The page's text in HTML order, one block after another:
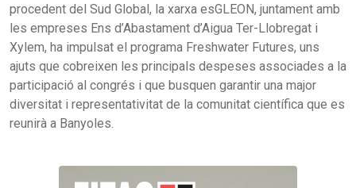
procedent del Sud Global, la xarxa esGLEON, juntament amb
les empreses Ens d’Abastament d’Aigua Ter-Llobregat i
Xylem, ha impulsat el programa Freshwater Futures, uns
ajuts que cobreixen les principals despeses associades a la
participació al congrés i que busquen garantir una major
diversitat i representativitat de la comunitat científica que es
reunirà a Banyoles.